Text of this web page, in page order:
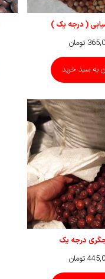
( درجه یک )
تومان
به سبد خرید
درجه یک
تومان